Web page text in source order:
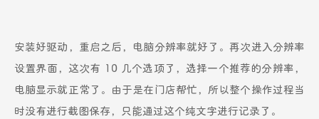
安装好驱动，重启之后，电脑分辨率就好了。再次进入分辨率
设置界面，这次有 10 几个选项了，选择一个推荐的分辨率，
电脑显示就正常了。由于是在门店帮忙，所以整个操作过程当
时没有进行截图保存，只能通过这个纯文字进行记录了。